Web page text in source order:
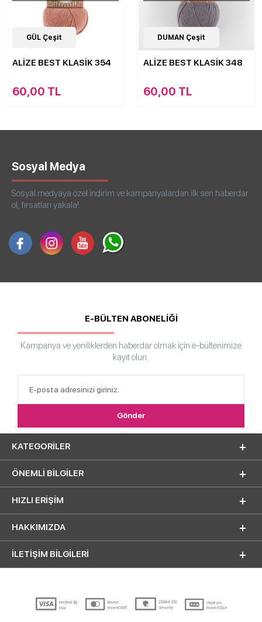
9Çeşit
GÜL Çeşit
ALİZE BEST KLASİK 354
60,00 TL
9Çeşit
DUMAN Çeşit
ALİZE BEST KLASİK 348
60,00 TL
Sosyal Medya
Sosyal medyaya özel indirim ve kampanyalardan ilk sen haberdar
ol, fırsatları yakala!
E-BÜLTEN ABONELİĞİ
Kampanya ve yeniliklerden haberdar olmak için e-bültenimize
kayıt olun.
KATEGORILER
ÖNEMLI BILGILER
HIZLI ERIŞIM
HAKKIMIZDA
İLETİŞİM BİLGİLERİ